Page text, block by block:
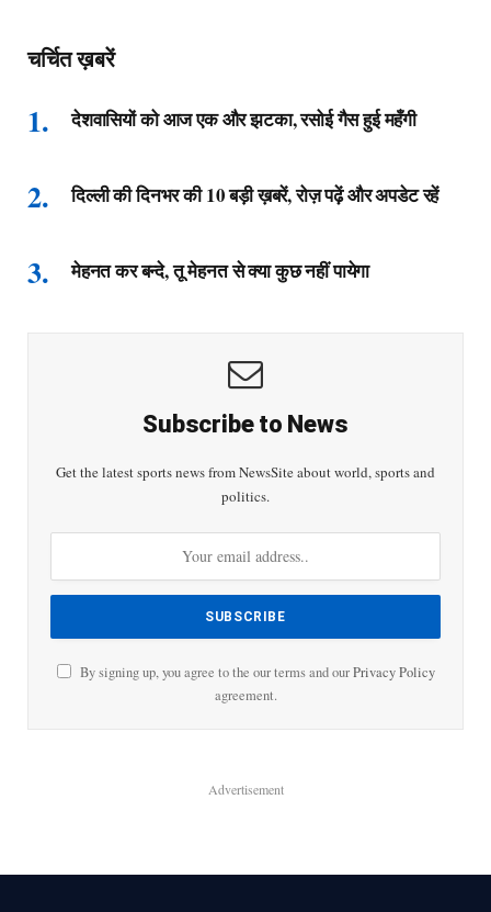
चर्चित ख़बरें
देशवासियों को आज एक और झटका, रसोई गैस हुई महँगी
दिल्ली की दिनभर की 10 बड़ी ख़बरें, रोज़ पढ़ें और अपडेट रहें
मेहनत कर बन्दे, तू मेहनत से क्या कुछ नहीं पायेगा
Subscribe to News
Get the latest sports news from NewsSite about world, sports and
politics.
By signing up, you agree to the our terms and ourPrivacy Policy
agreement.
Advertisement